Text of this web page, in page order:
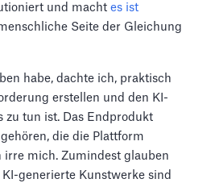
und macht es ist
Seite der Gleichung
habe, dachte ich, praktisch
erstellen und den KI-
zu tun ist. Das Endprodukt
die die Plattform
irre mich. Zumindest glauben
generierte Kunstwerke sind